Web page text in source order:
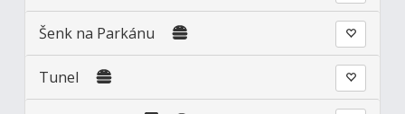
Šenk na Parkánu
Tunel